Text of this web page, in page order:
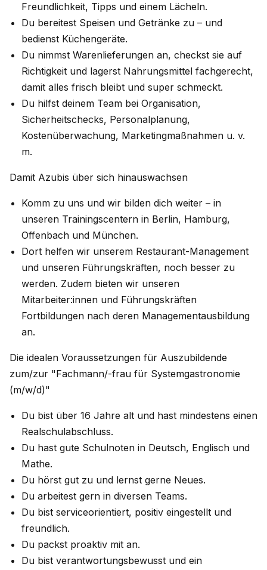
Freundlichkeit, Tipps und einem Lächeln.
Du bereitest Speisen und Getränke zu – und
bedienst Küchengeräte.
Du nimmst Warenlieferungen an, checkst sie auf
Richtigkeit und lagerst Nahrungsmittel fachgerecht,
damit alles frisch bleibt und super schmeckt.
Du hilfst deinem Team bei Organisation,
Sicherheitschecks, Personalplanung,
Kostenüberwachung, Marketingmaßnahmen u. v.
m.
Damit Azubis über sich hinauswachsen
Komm zu uns und wir bilden dich weiter – in
unseren Trainingscentern in Berlin, Hamburg,
Offenbach und München.
Dort helfen wir unserem Restaurant-Management
und unseren Führungskräften, noch besser zu
werden. Zudem bieten wir unseren
Mitarbeiter:innen und Führungskräften
Fortbildungen nach deren Managementausbildung
an.
Die idealen Voraussetzungen für Auszubildende
zum/zur "Fachmann/-frau für Systemgastronomie
(m/w/d)"
Du bist über 16 Jahre alt und hast mindestens einen
Realschulabschluss.
Du hast gute Schulnoten in Deutsch, Englisch und
Mathe.
Du hörst gut zu und lernst gerne Neues.
Du arbeitest gern in diversen Teams.
Du bist serviceorientiert, positiv eingestellt und
freundlich.
Du packst proaktiv mit an.
Du bist verantwortungsbewusst und ein